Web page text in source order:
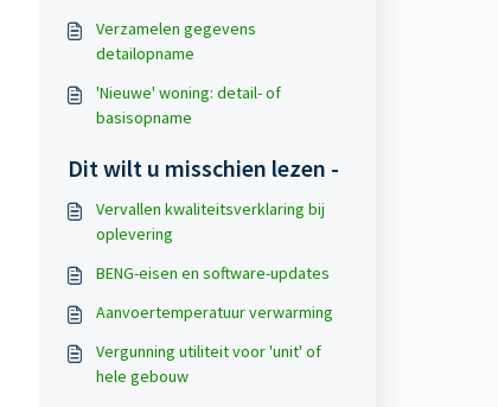
Verzamelen gegevens
detailopname
'Nieuwe' woning: detail- of
basisopname
Dit wilt u misschien lezen -
Vervallen kwaliteitsverklaring bij
oplevering
BENG-eisen en software-updates
Aanvoertemperatuur verwarming
Vergunning utiliteit voor 'unit' of
hele gebouw